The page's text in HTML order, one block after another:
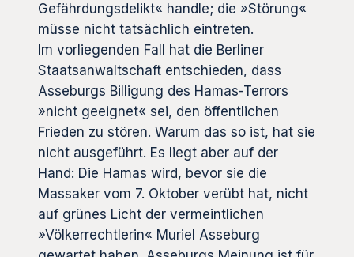
Gefährdungsdelikt« handle; die »Störung«
müsse nicht tatsächlich eintreten.
Im vorliegenden Fall hat die Berliner
Staatsanwaltschaft entschieden, dass
Asseburgs Billigung des Hamas-Terrors
»nicht geeignet« sei, den öffentlichen
Frieden zu stören. Warum das so ist, hat sie
nicht ausgeführt. Es liegt aber auf der
Hand: Die Hamas wird, bevor sie die
Massaker vom 7. Oktober verübt hat, nicht
auf grünes Licht der vermeintlichen
»Völkerrechtlerin« Muriel Asseburg